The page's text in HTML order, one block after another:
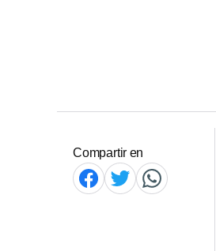
Compartir en